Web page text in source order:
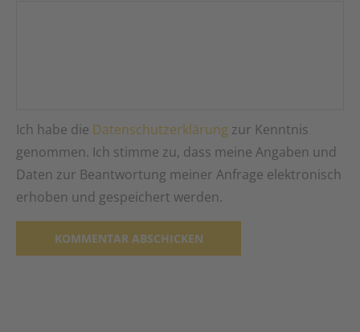
Ich habe die Datenschutzerklärung zur Kenntnis
genommen. Ich stimme zu, dass meine Angaben und
Daten zur Beantwortung meiner Anfrage elektronisch
erhoben und gespeichert werden.